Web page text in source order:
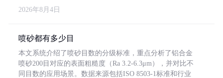
2026年8月4日
喷砂都有多少目
本文系统介绍了喷砂目数的分级标准，重点分析了铝合金
喷砂200目对应的表面粗糙度（Ra 3.2-6.3μm），并对比不
同目数的应用场景。数据来源包括ISO 8503-1标准和行业